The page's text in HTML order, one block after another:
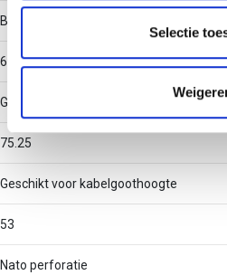
partners voor social media,
partners kunnen deze
informatie die u aan ze heeft
verzameld op basis van uw
Selectie
Binnenstraal
60
Geschikt voor kabelgootbreedte
75.25
Geschikt voor kabelgoothoogte
53
Nato perforatie